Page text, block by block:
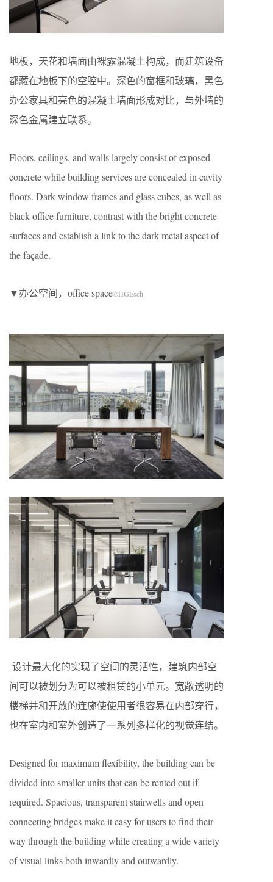
地板，天花和墙面由裸露混凝土构成，而建筑设备
都藏在地板下的空腔中。深色的窗框和玻璃，黑色
办公家具和亮色的混凝土墙面形成对比，与外墙的
深色金属建立联系。
Floors, ceilings, and walls largely consist of exposed
concrete while building services are concealed in cavity
floors. Dark window frames and glass cubes, as well as
black office furniture, contrast with the bright concrete
surfaces and establish a link to the dark metal aspect of
the façade.
▼办公空间，office space©HGEsch
设计最大化的实现了空间的灵活性，建筑内部空
间可以被划分为可以被租赁的小单元。宽敞透明的
楼梯井和开放的连廊使使用者很容易在内部穿行，
也在室内和室外创造了一系列多样化的视觉连结。
Designed for maximum flexibility, the building can be
divided into smaller units that can be rented out if
required. Spacious, transparent stairwells and open
connecting bridges make it easy for users to find their
way through the building while creating a wide variety
of visual links both inwardly and outwardly.